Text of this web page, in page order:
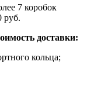
7 коробок
руб.
доставки:
кольца;